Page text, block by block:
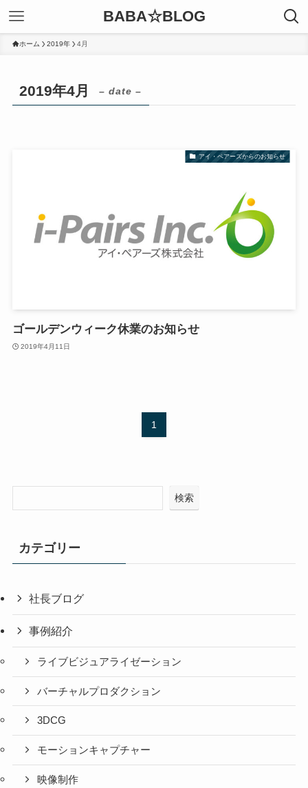
BABA☆BLOG
ホーム 2019年 4月
2019年4月 – date –
アイ・ペアーズからのお知らせ
ゴールデンウィーク休業のお知らせ
2019年4月11日
1
検索
カテゴリー
社長ブログ
事例紹介
ライブビジュアライゼーション
バーチャルプロダクション
3DCG
モーションキャプチャー
映像制作